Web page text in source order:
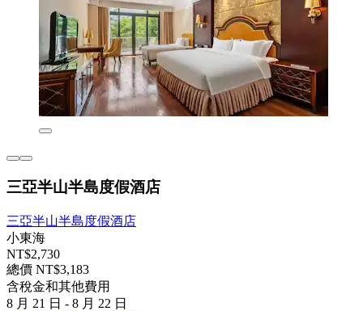
三亞半山半島度假酒店
三亞半山半島度假酒店
小東海
NT$2,730
總價 NT$3,183
含稅金和其他費用
8 月 21 日 - 8 月 22 日